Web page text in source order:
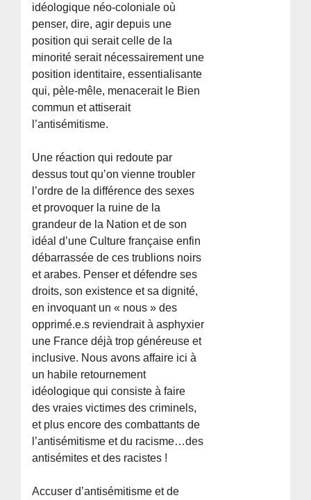
idéologique néo-coloniale où
penser, dire, agir depuis une
position qui serait celle de la
minorité serait nécessairement une
position identitaire, essentialisante
qui, pèle-mêle, menacerait le Bien
commun et attiserait
l’antisémitisme.
Une réaction qui redoute par
dessus tout qu’on vienne troubler
l’ordre de la différence des sexes
et provoquer la ruine de la
grandeur de la Nation et de son
idéal d’une Culture française enfin
débarrassée de ces trublions noirs
et arabes. Penser et défendre ses
droits, son existence et sa dignité,
en invoquant un « nous » des
opprimé.e.s reviendrait à asphyxier
une France déjà trop généreuse et
inclusive. Nous avons affaire ici à
un habile retournement
idéologique qui consiste à faire
des vraies victimes des criminels,
et plus encore des combattants de
l’antisémitisme et du racisme…des
antisémites et des racistes !
Accuser d’antisémitisme et de